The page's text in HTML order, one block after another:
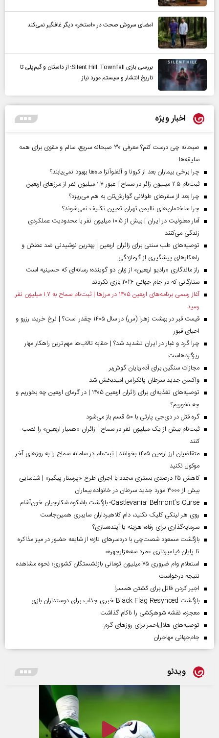
امضای سروش صحت در «استخر» دیگر غافلگیر نمی‌کند
بررسی بازی Silent Hill: Townfall؛ از داستان و گیم‌پلی تا
تاریخ انتشار و سیستم مورد نیاز
اخبار ویژه
صبحانه چی درست کنم؟ معرفی ۳۰ صبحانه سریع، سالم و مقوی برای همه
سلیقه‌ها
چرا برخی بیماران بعد از کرونا و آنفلوآنزا ماه‌ها بهبود نمی‌یابند؟
ثبت‌نام ۲.۵ میلیون زائر در سماح | عبور ۱.۷ میلیون نفر از مرز‌های اربعین
چرا بعد از سفرهای طولانی گوارش‌تان به هم می‌ریزد؟
چرا ساختمان‌های ناایمن تهران تعیین تکلیف نمی‌شوند؟
آمار معلولیت در ایران | بیش از ۱۰.۵ میلیون نفر با محدودیت عملکردی
زندگی می‌کنند
توصیه‌های طب سنتی برای زائران اربعین | بهترین نوشیدنی ضد عطش و
راهکارهای پیشگیری از گرمازدگی
راز ماندگاری «رادیو اربعین» از زبان دو گوینده؛ رسانه‌ای که حسینیه است
ستارگانی که در جام جهانی ۲۰۲۶ بازی نکردند
آغاز رسمی برنامه‌های اربعین ۱۴۰۵ در مرز‌ها | ثبت‌نام سماح به ۱.۷ میلیون نفر
رسید
قیمت قبر در بهشت زهرا (س) در سال ۱۴۰۵ چقدر است؟ | نرخ خرید، رزرو و
احیای قبور
چرا گرد و غبار در ایران تشدید شد؟ | حقابه تالاب‌ها مهم‌ترین راهکار مهار
ریزگردهاست
مجازات سنگین برای آدم‌ربایان گوش‌بر
واکسن جدید سرطان پانکراس امیدبخش شد
توصیه‌های تغذیه‌ای برای زائران اربعین ۱۴۰۵ | در گرمای اربعین چه بخوریم و
چه نخوریم؟
گره قتل در دی‌جی پارتی با ۵۰ قسم باز می‌شود
ثبت‌نام بیش از یک میلیون نفر در سماح | زائران «همیار اربعین» را نصب
کنند
متقاضیان ارز اربعین ۱۴۰۵ بخوانند | ثبت‌نام در سامانه سماح را به روز‌های آخر
موکول نکنید
کاهش ۲۵ درصدی بستری مجدد با اجرای طرح «پرستار پیگیر» | شناسایی
بیش از ۳۰۰۰ مورد جدید سرطان در خانواده بیماران
Castlevania: Belmont’s Curse؛ بازگشت باشکوه شکارچیان خون‌آشام
روی هر لینکی کلیک نکنید، دام کلاهبرداران سایبری همین‌جاست
سرمایه‌گذاری برای رفاه؛ هزینه یا آینده‌سازی؟
بازگشت مسعود شصت‌چی با دردسر‌های تازه؛ از شایعه حضور در میز مذاکره
تا پایان فیلمبرداری «مرد سه‌هزارچهره»
استعلام وام ضروری ۷۵ میلیون تومانی بازنشستگان کشوری؛ نحوه مشاهده
نتیجه درخواست
اجیر کردن قاتل برای کشتن همسر!
بازگشت Black Flag Resynced خبری جذاب برای دوستداران بازی
معجزه، نقشه شوهرکشی را ناکام گذاشت
توصیه‌های هلال‌احمر برای روز‌های گرم
جام‌جهانی مهاجران
ویدئو